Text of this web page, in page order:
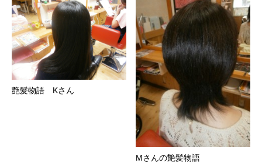
艶髪物語 Kさん
Mさんの艶髪物語